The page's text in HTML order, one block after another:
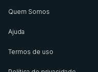
Quem Somos
Ajuda
Termos de uso